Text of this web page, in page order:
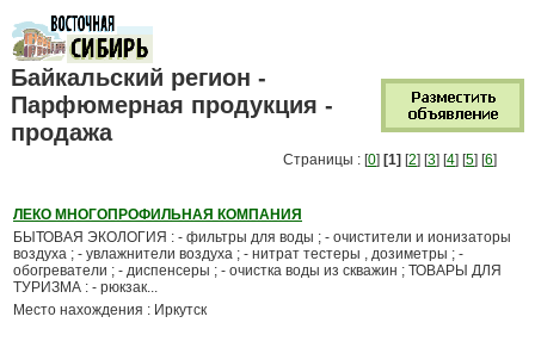
Байкальский регион -
Парфюмерная продукция -
продажа
Страницы : [0] [1] [2] [3] [4] [5] [6]
ЛЕКО МНОГОПРОФИЛЬНАЯ КОМПАНИЯ
БЫТОВАЯ ЭКОЛОГИЯ : - фильтры для воды ; - очистители и ионизаторы
воздуха ; - увлажнители воздуха ; - нитрат тестеры , дозиметры ; -
обогреватели ; - диспенсеры ; - очистка воды из скважин ; ТОВАРЫ ДЛЯ
ТУРИЗМА : - рюкзак...
Место нахождения : Иркутск